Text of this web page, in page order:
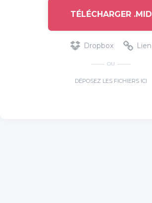
TÉLÉCHARGER .MID
Dropbox Lien
OU
DÉPOSEZ LES FICHIERS ICI